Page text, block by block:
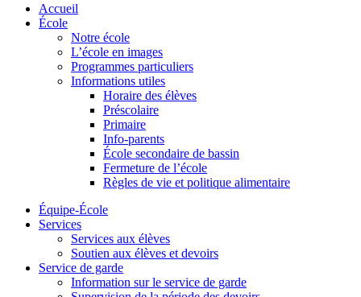
Accueil
École
Notre école
L’école en images
Programmes particuliers
Informations utiles
Horaire des élèves
Préscolaire
Primaire
Info-parents
École secondaire de bassin
Fermeture de l’école
Règles de vie et politique alimentaire
Équipe-École
Services
Services aux élèves
Soutien aux élèves et devoirs
Service de garde
Information sur le service de garde